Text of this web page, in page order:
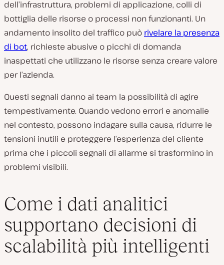
dell’infrastruttura, problemi di applicazione, colli di
bottiglia delle risorse o processi non funzionanti. Un
andamento insolito del traffico può rivelare la presenza
di bot, richieste abusive o picchi di domanda
inaspettati che utilizzano le risorse senza creare valore
per l’azienda.
Questi segnali danno ai team la possibilità di agire
tempestivamente. Quando vedono errori e anomalie
nel contesto, possono indagare sulla causa, ridurre le
tensioni inutili e proteggere l’esperienza del cliente
prima che i piccoli segnali di allarme si trasformino in
problemi visibili.
Come i dati analitici
supportano decisioni di
scalabilità più intelligenti